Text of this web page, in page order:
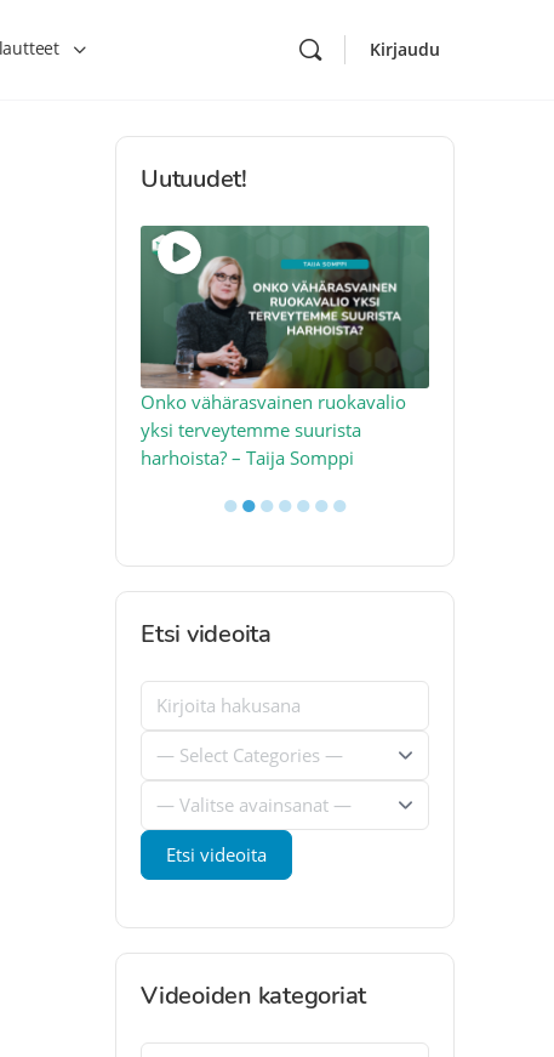
Kirjaudu
Uutuudet!
Onko vähärasvainen ruokavalio
yksi terveytemme suurista
harhoista? – Taija Somppi
●●●●●●●
Etsi videoita
Videoiden kategoriat